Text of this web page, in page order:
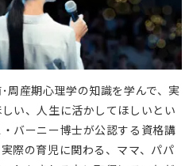
周産期心理学の知識を学んで、実
い、人生に活かしてほしいとい
バーニー博士が公認する資格講
際の育児に関わる、ママ、パパ